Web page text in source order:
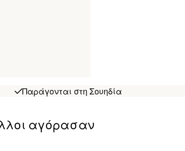
Παράγονται στη Σουηδία
αγόρασαν